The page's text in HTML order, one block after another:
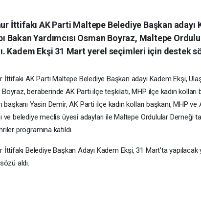
İttifakı AK Parti Maltepe Belediye Başkan adayı
Bakan Yardımcısı Osman Boyraz, Maltepe
Kadem Ekşi 31 Mart yerel seçimleri için destek
İttifakı AK Parti Maltepe Belediye Başkan adayı Kadem Ekşi,
beraberinde AK Parti ilçe teşkilatı, MHP ilçe kadın kolları
başkanı Yasin Demir, AK Parti ilçe kadın kolları başkanı, MHP
ve belediye meclis üyesi adayları ile Maltepe Ordulular Derneği
programına katıldı.
İttifakı Belediye Başkan Adayı Kadem Ekşi, 31 Mart'ta
aldı.